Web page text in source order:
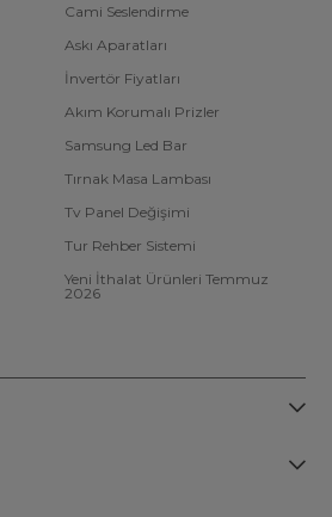
Cami Seslendirme
Askı Aparatları
İnvertör Fiyatları
Akım Korumalı Prizler
Samsung Led Bar
Tırnak Masa Lambası
Tv Panel Değişimi
Tur Rehber Sistemi
Yeni İthalat Ürünleri Temmuz
2026